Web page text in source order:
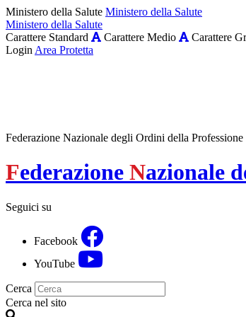
Ministero della Salute Ministero della Salute
Ministero della Salute
Carattere Standard
Carattere Medio Carattere
Login Area Protetta
Federazione Nazionale degli Ordini della Professione
Federazione Nazionale
Seguici su
Facebook
YouTube
Cerca
Cerca nel sito